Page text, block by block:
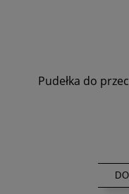
Pudełka do